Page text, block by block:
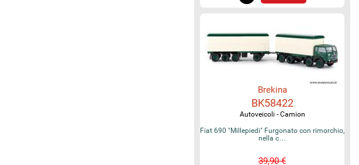
Brekina
BK58422
Autoveicoli - Camion
Fiat 690 "Millepiedi" Furgonato con rimorchio,
nella c…
39,90 €